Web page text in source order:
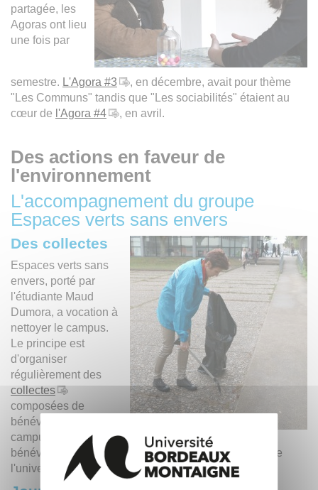
partagée, les
Agoras ont lieu
une fois par
semestre. L'Agora #3
, en décembre, avait pour thème
"Les Communs" tandis que "Les sociabilités" étaient au
cœur de l'Agora #4 , en avril.
Des actions en faveur de
l'environnement
L'accompagnement du groupe
Espaces verts sans envers
Des collectes
Espaces verts sans
envers, porté par
l'étudiante Maud
Dumora, a vocation à
nettoyer le campus.
Le principe est
d'organiser
régulièrement des
collectes
composées de
bénévoles usagers du
campus de
bénévoles. Étudiant·e·s, enseignant·e·s, personnel de
l'université, riverain·e·s peuvent y participer.